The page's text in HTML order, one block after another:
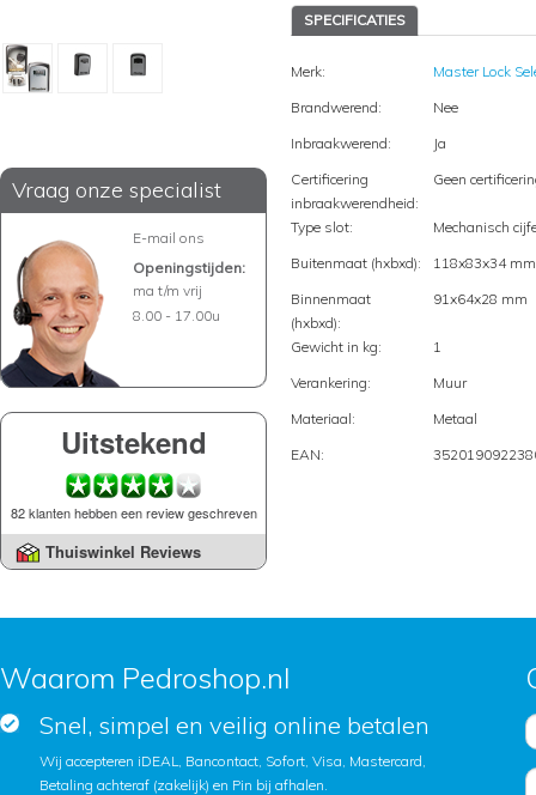
Vraag onze specialist
E-mail ons
Openingstijden:
ma t/m vrij
8.00 - 17.00u
Uitstekend
82 klanten hebben een review geschreven
Thuiswinkel Reviews
SPECIFICATIES
Merk:
Master Lock
Brandwerend:
Nee
Inbraakwerend:
Ja
Certificering
inbraakwerendheid:
Geen
Type slot:
Mechanisch
Buitenmaat (hxbxd):
118x83x34 mm
Binnenmaat
(hxbxd):
91x64x28 mm
Gewicht in kg:
1
Verankering:
Muur
Materiaal:
Metaal
EAN:
Waarom Pedroshop.nl
Snel, simpel en veilig online betalen
Wij accepteren iDEAL, Bancontact, Sofort, Visa, Mastercard,
Betaling achteraf (zakelijk) en Pin bij afhalen.